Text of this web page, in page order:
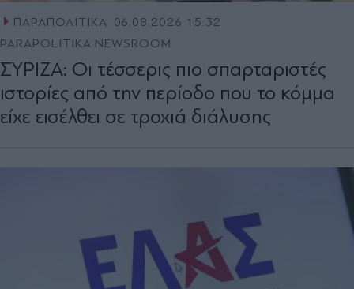
ΠΑΡΑΠΟΛΙΤΙΚΑ 06.08.2026 15:32
PARAPOLITIKA NEWSROOM
ΣΥΡΙΖΑ: Οι τέσσερις πιο σπαρταριστές
ιστορίες από την περίοδο που το κόµµα
είχε εισέλθει σε τροχιά διάλυσης